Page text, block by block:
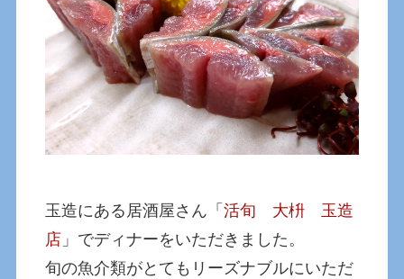
玉造にある居酒屋さん「活旬 大枡 玉造
店 」でディナーをいただきました。
旬の魚介類がとてもリーズナブルにいただ